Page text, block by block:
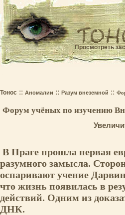
Тонос :: Аномалии :: Разум внеземной ::
Форум учёных по изучению
В Праге прошла первая
разумного замысла.
оспаривают учение
что жизнь появилась в
действий. Одним из
ДНК.
Просмотреть